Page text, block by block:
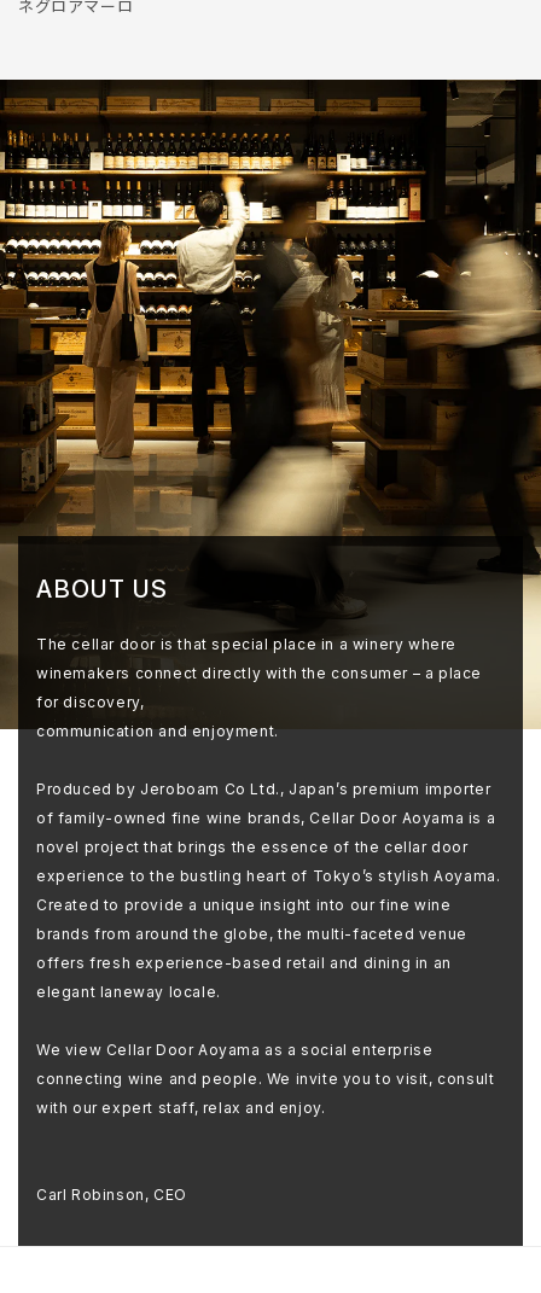
ネグロアマーロ
ABOUT US
The cellar door is that special place in a winery where
winemakers connect directly with the consumer – a place
for discovery,
communication and enjoyment.
Produced by Jeroboam Co Ltd., Japan’s premium importer
of family-owned fine wine brands, Cellar Door Aoyama is a
novel project that brings the essence of the cellar door
experience to the bustling heart of Tokyo’s stylish Aoyama.
Created to provide a unique insight into our fine wine
brands from around the globe, the multi-faceted venue
offers fresh experience-based retail and dining in an
elegant laneway locale.
We view Cellar Door Aoyama as a social enterprise
connecting wine and people. We invite you to visit, consult
with our expert staff, relax and enjoy.
Carl Robinson, CEO